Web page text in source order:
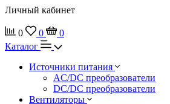
Личный кабинет
0 0
0
Каталог
Источники питания
AC/DC преобразователи
DC/DC преобразователи
Вентиляторы